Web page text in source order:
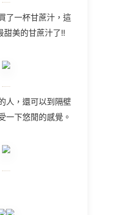
了一杯甘蔗汁，這
甜美的甘蔗汁了!!
人，還可以到隔壁
一下悠閒的感覺。